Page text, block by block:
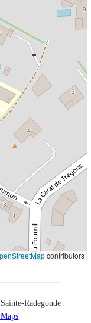
Radegonde
contributors